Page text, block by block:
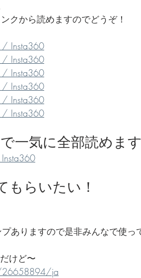
、二つの舞台裏
クから読めますのでどうぞ！
/ Insta360
/ Insta360
/ Insta360
/ Insta360
/ Insta360
/ Insta360
一気に全部読めま
もらいたい！
ありますので是非みんなで使っ
けど〜
26658894/ja